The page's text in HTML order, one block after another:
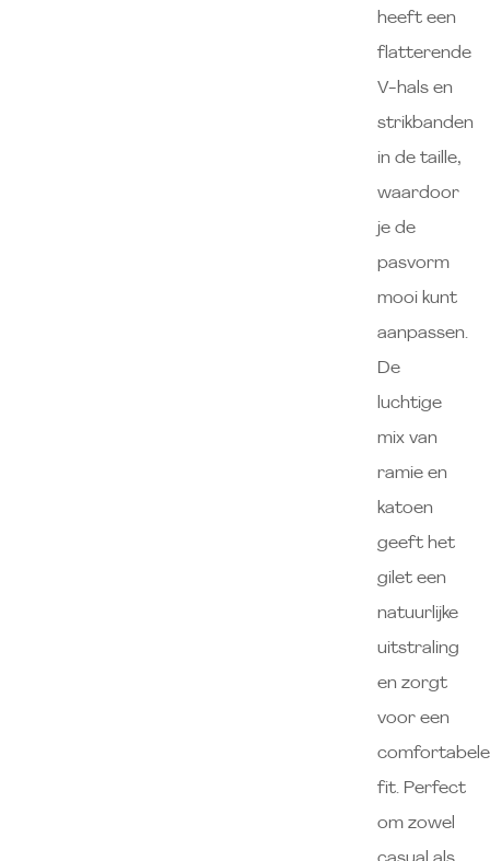
heeft een
flatterende
V-hals en
strikbanden
in de taille,
waardoor
je de
pasvorm
mooi kunt
aanpassen.
De
luchtige
mix van
ramie en
katoen
geeft het
gilet een
natuurlijke
uitstraling
en zorgt
voor een
comfortabele
fit. Perfect
om zowel